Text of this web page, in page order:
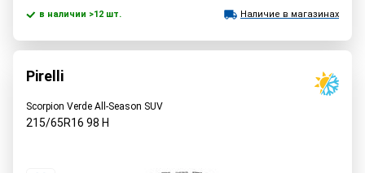
в наличии >12 шт. Наличие в магазинах
Pirelli
Scorpion Verde All-Season SUV
215/65R16 98 H